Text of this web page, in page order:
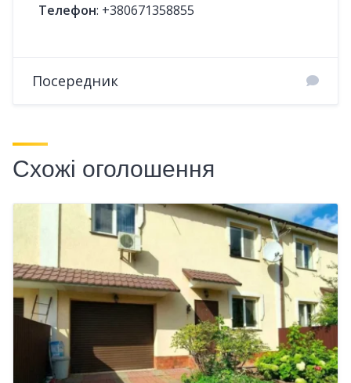
Телефон: +380671358855
Посередник
Схожі оголошення